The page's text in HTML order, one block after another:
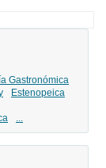
Gastronómica
Estenopeica
...